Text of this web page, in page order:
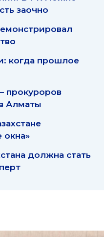
заочно
когда прошлое
прокуроров
Алматы
окна»
должна стать